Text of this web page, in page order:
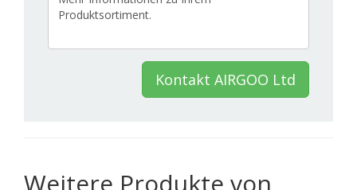
Kontakt AIRGOO Ltd
Weitere Produkte von